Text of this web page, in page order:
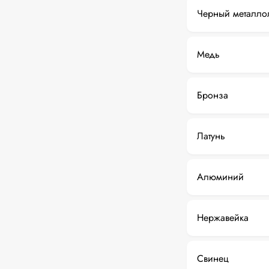
Черный
Медь
Бронза
Латунь
Алюминий
Нержавейка
Свинец